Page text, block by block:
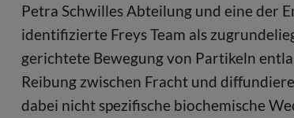
Petra Schwilles Abteilung und eine der
identifizierte Freys Team als
gerichtete Bewegung von Partikeln
Reibung zwischen Fracht und
dabei nicht spezifische biochemische